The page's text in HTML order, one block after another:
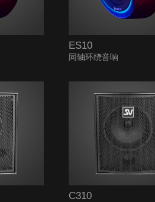
ES10
同轴环绕音响
C310